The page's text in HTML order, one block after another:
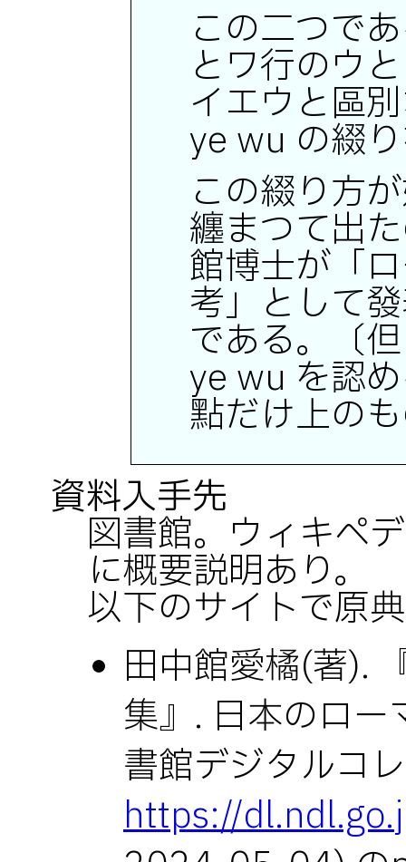
この二つで
とワ行のウ
イエウと區
ye wu の綴
この綴り方
纏まつて出
館博士が「
考」として
である。〔
ye wu を認
點だけ上の
資料入手先
図書館。ウィキペ
に概要説明あり。
以下のサイトで原
田中館愛橘(著).
集』. 日本のロ
書館デジタルコ
https://